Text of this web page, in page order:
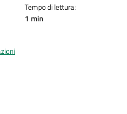
Tempo di lettura:
1 min